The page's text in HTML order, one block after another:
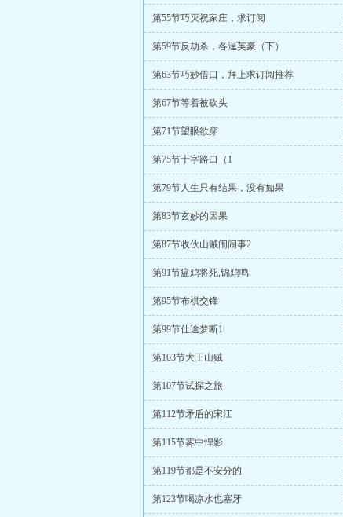
第55节巧灭祝家庄，求订阅
第59节反劫杀，各逞英豪（下）
第63节巧妙借口，拜上求订阅推荐
第67节等着被砍头
第71节望眼欲穿
第75节十字路口（1
第79节人生只有结果，没有如果
第83节玄妙的因果
第87节收伙山贼闹闹事2
第91节瘟鸡将死,锦鸡鸣
第95节布棋交锋
第99节仕途梦断1
第103节大王山贼
第107节试探之旅
第112节矛盾的宋江
第115节雾中悍影
第119节都是不安分的
第123节喝凉水也塞牙